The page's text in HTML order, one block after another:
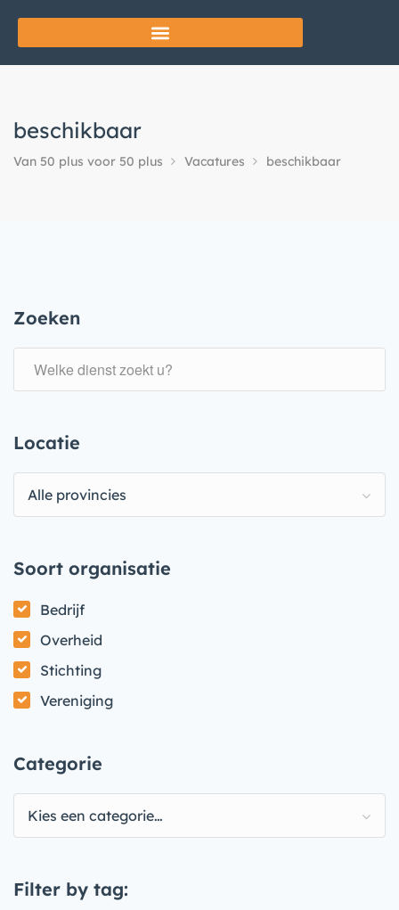
beschikbaar
Van 50 plus voor 50 plus Vacatures beschikbaar
Zoeken
Locatie
Alle provincies
Soort organisatie
Bedrijf
Overheid
Stichting
Vereniging
Categorie
Kies een categorie…
Filter by tag: